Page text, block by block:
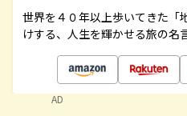
世界を４０年以上歩いてきた「
けする、人生を輝かせる旅の名
AD